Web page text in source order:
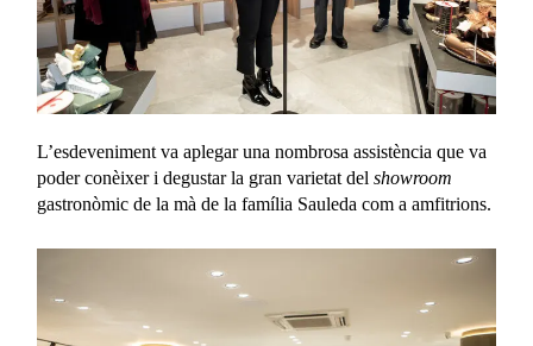
L’esdeveniment va aplegar una nombrosa assistència que va
poder conèixer i degustar la gran varietat delshowroom
gastronòmic de la mà de la família Sauleda com a amfitrions.